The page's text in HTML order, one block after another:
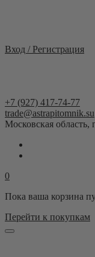
Вход / Регистрация
+7 (927) 417-74-77
trade@astrapitomnik.su
Московская
0
Пока ваша корзина
Перейти к покупкам